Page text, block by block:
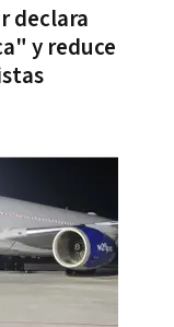
declara
y reduce